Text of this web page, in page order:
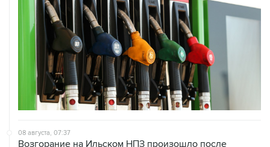
08 августа, 07:37
Возгорание на Ильском НПЗ произошло после